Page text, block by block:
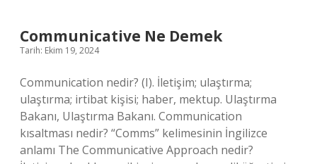
Communicative Ne Demek
Tarih: Ekim 19, 2024
Communication nedir? (I). İletişim; ulaştırma;
ulaştırma; irtibat kişisi; haber, mektup. Ulaştırma
Bakanı, Ulaştırma Bakanı. Communication
kısaltması nedir? “Comms” kelimesinin İngilizce
anlamı The Communicative Approach nedir?